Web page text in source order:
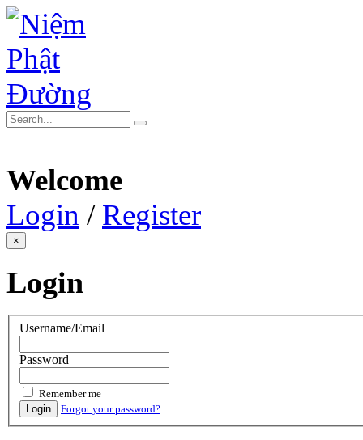
Welcome
Login / Register
×
Login
Username/Email
Password
Remember me
Login
Forgot your password?